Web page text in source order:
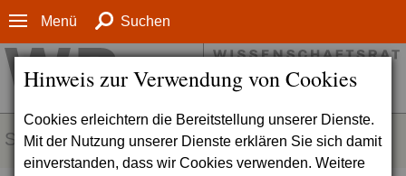
Hinweis zur Verwendung von Cookies
Cookies erleichtern die Bereitstellung unserer Dienste.
Mit der Nutzung unserer Dienste erklären Sie sich damit
einverstanden, dass wir Cookies verwenden. Weitere
Menü Suchen
SERVICE